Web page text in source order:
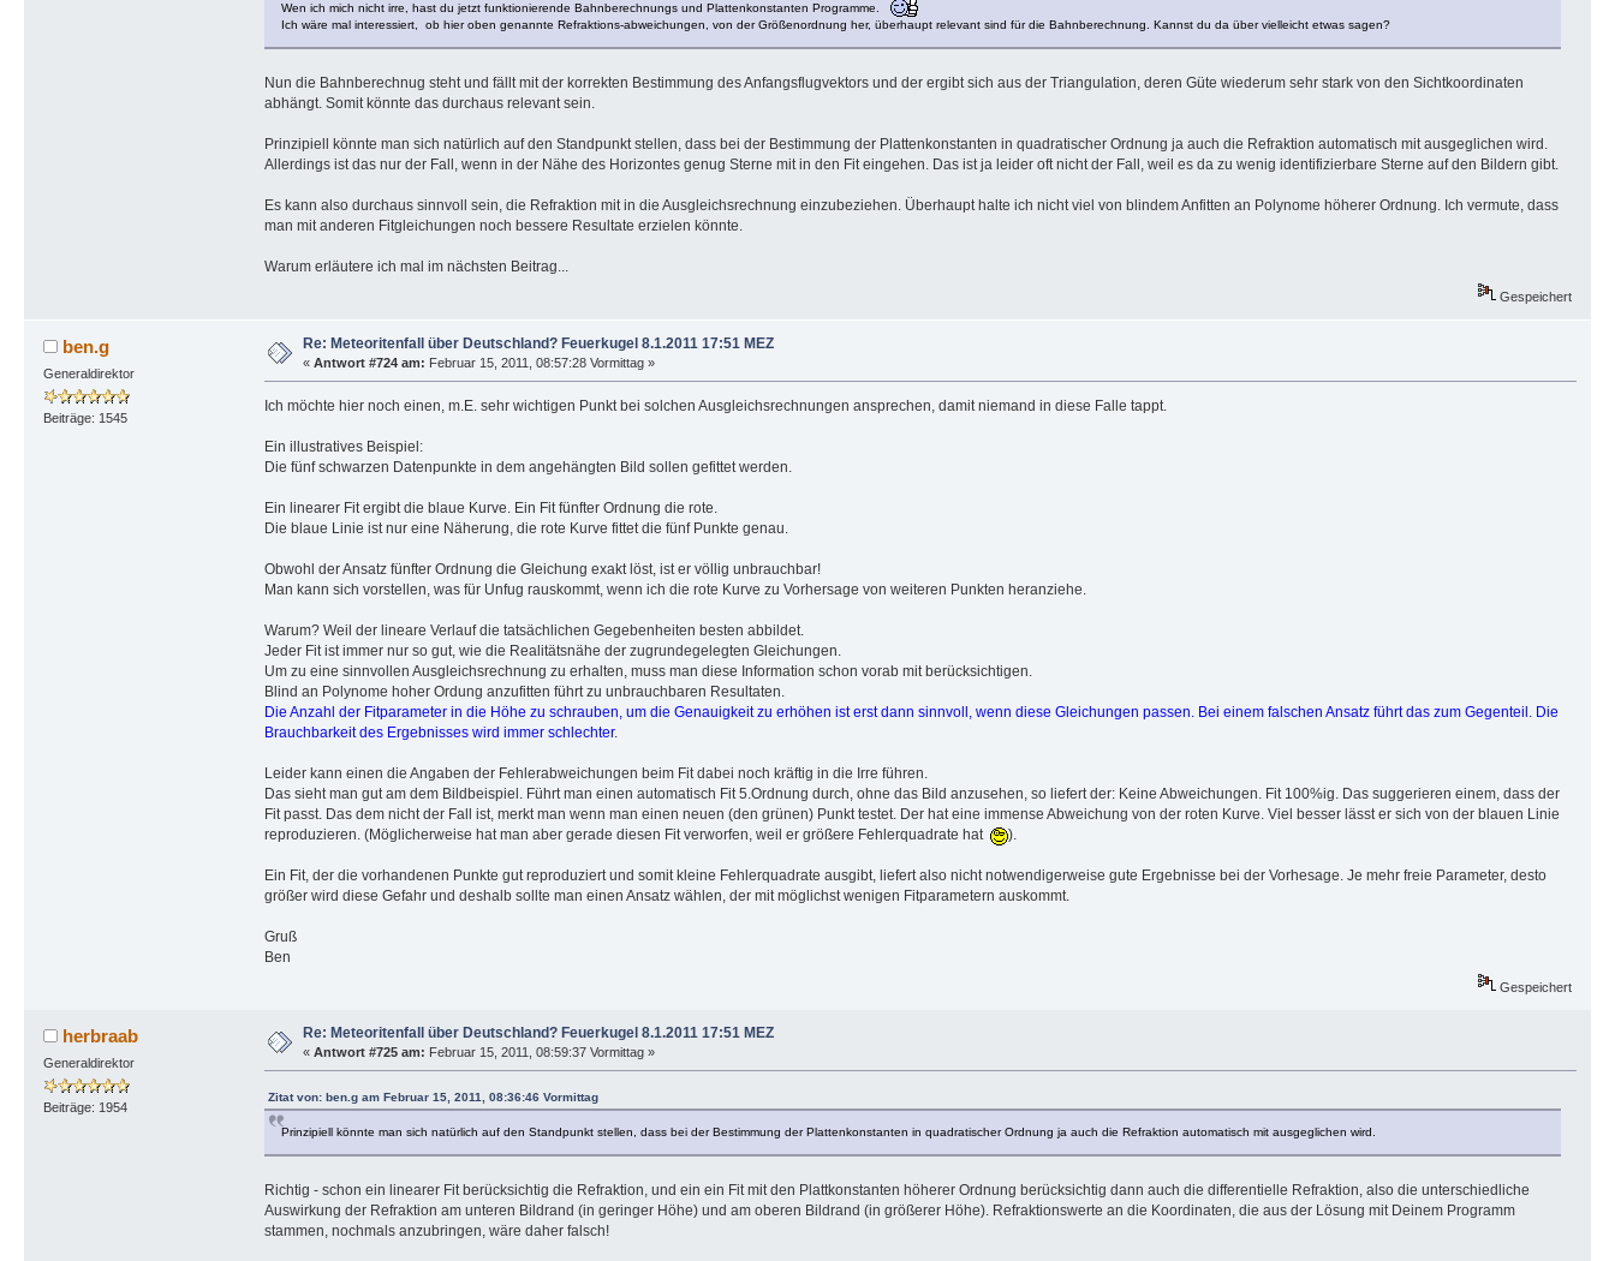
Wen ich mich nicht irre, hast du jetzt funktionierende Bahnberechnungs und Plattenkonstanten Programme.
Ich wäre mal interessiert, ob hier oben genannte Refraktions-abweichungen, von der Größenordnung her, überhaupt relevant sind für die Bahnberechnung. Kannst du da über vielleicht etwas sagen?
Nun die Bahnberechnug steht und fällt mit der korrekten Bestimmung des Anfangsflugvektors und der ergibt sich aus der Triangulation, deren Güte wiederum sehr stark von den Sichtkoordinaten
abhängt. Somit könnte das durchaus relevant sein.
Prinzipiell könnte man sich natürlich auf den Standpunkt stellen, dass bei der Bestimmung der Plattenkonstanten in quadratischer Ordnung ja auch die Refraktion automatisch mit ausgeglichen wird.
Allerdings ist das nur der Fall, wenn in der Nähe des Horizontes genug Sterne mit in den Fit eingehen. Das ist ja leider oft nicht der Fall, weil es da zu wenig identifizierbare Sterne auf den Bildern gibt.
Es kann also durchaus sinnvoll sein, die Refraktion mit in die Ausgleichsrechnung einzubeziehen. Überhaupt halte ich nicht viel von blindem Anfitten an Polynome höherer Ordnung. Ich vermute, dass
man mit anderen Fitgleichungen noch bessere Resultate erzielen könnte.
Warum erläutere ich mal im nächsten Beitrag...
Gespeichert
ben.g
Generaldirektor
Beiträge: 1545
Re: Meteoritenfall über Deutschland? Feuerkugel 8.1.2011 17:51 MEZ
« Antwort #724 am: Februar 15, 2011, 08:57:28 Vormittag »
Ich möchte hier noch einen, m.E. sehr wichtigen Punkt bei solchen Ausgleichsrechnungen ansprechen, damit niemand in diese Falle tappt.
Ein illustratives Beispiel:
Die fünf schwarzen Datenpunkte in dem angehängten Bild sollen gefittet werden.
Ein linearer Fit ergibt die blaue Kurve. Ein Fit fünfter Ordnung die rote.
Die blaue Linie ist nur eine Näherung, die rote Kurve fittet die fünf Punkte genau.
Obwohl der Ansatz fünfter Ordnung die Gleichung exakt löst, ist er völlig unbrauchbar!
Man kann sich vorstellen, was für Unfug rauskommt, wenn ich die rote Kurve zu Vorhersage von weiteren Punkten heranziehe.
Warum? Weil der lineare Verlauf die tatsächlichen Gegebenheiten besten abbildet.
Jeder Fit ist immer nur so gut, wie die Realitätsnähe der zugrundegelegten Gleichungen.
Um zu eine sinnvollen Ausgleichsrechnung zu erhalten, muss man diese Information schon vorab mit berücksichtigen.
Blind an Polynome hoher Ordung anzufitten führt zu unbrauchbaren Resultaten.
Die Anzahl der Fitparameter in die Höhe zu schrauben, um die Genauigkeit zu erhöhen ist erst dann sinnvoll, wenn diese Gleichungen passen. Bei einem falschen Ansatz führt das zum Gegenteil. Die
Brauchbarkeit des Ergebnisses wird immer schlechter.
Leider kann einen die Angaben der Fehlerabweichungen beim Fit dabei noch kräftig in die Irre führen.
Das sieht man gut am dem Bildbeispiel. Führt man einen automatisch Fit 5.Ordnung durch, ohne das Bild anzusehen, so liefert der: Keine Abweichungen. Fit 100%ig. Das suggerieren einem, dass der
Fit passt. Das dem nicht der Fall ist, merkt man wenn man einen neuen (den grünen) Punkt testet. Der hat eine immense Abweichung von der roten Kurve. Viel besser lässt er sich von der blauen Linie
reproduzieren. (Möglicherweise hat man aber gerade diesen Fit verworfen, weil er größere Fehlerquadrate hat
).
Ein Fit, der die vorhandenen Punkte gut reproduziert und somit kleine Fehlerquadrate ausgibt, liefert also nicht notwendigerweise gute Ergebnisse bei der Vorhesage. Je mehr freie Parameter, desto
größer wird diese Gefahr und deshalb sollte man einen Ansatz wählen, der mit möglichst wenigen Fitparametern auskommt.
Gruß
Ben
Gespeichert
herbraab
Generaldirektor
Beiträge: 1954
Re: Meteoritenfall über Deutschland? Feuerkugel 8.1.2011 17:51 MEZ
« Antwort #725 am: Februar 15, 2011, 08:59:37 Vormittag »
Zitat von: ben.g am Februar 15, 2011, 08:36:46 Vormittag
Prinzipiell könnte man sich natürlich auf den Standpunkt stellen, dass bei der Bestimmung der Plattenkonstanten in quadratischer Ordnung ja auch die Refraktion automatisch mit ausgeglichen wird.
Richtig - schon ein linearer Fit berücksichtig die Refraktion, und ein ein Fit mit den Plattkonstanten höherer Ordnung berücksichtig dann auch die differentielle Refraktion, also die unterschiedliche
Auswirkung der Refraktion am unteren Bildrand (in geringer Höhe) und am oberen Bildrand (in größerer Höhe). Refraktionswerte an die Koordinaten, die aus der Lösung mit Deinem Programm
stammen, nochmals anzubringen, wäre daher falsch!